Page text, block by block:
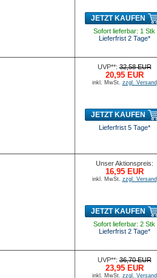
JETZT KAUFEN
Sofort lieferbar: 1 Stk
Lieferfrist 2 Tage*
UVP**:32,58 EUR
20,95 EUR
inkl. MwSt. zzgl. Versand
JETZT KAUFEN
Lieferfrist 5 Tage*
Unser Aktionspreis:
16,95 EUR
inkl. MwSt. zzgl. Versand
JETZT KAUFEN
Sofort lieferbar: 2 Stk
Lieferfrist 2 Tage*
UVP**:36,70 EUR
23,95 EUR
inkl. MwSt. zzgl. Versand